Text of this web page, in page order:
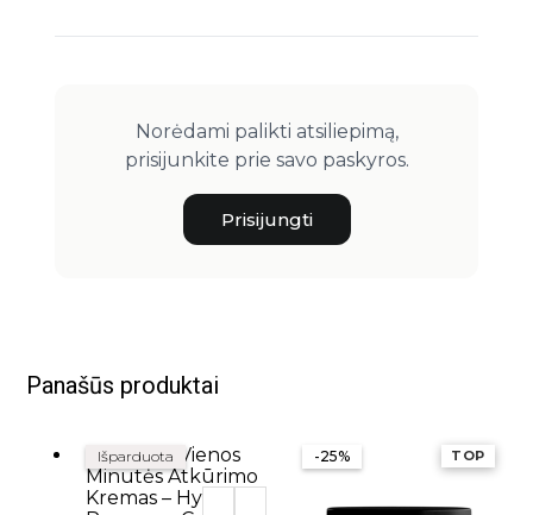
Norėdami palikti atsiliepimą,
prisijunkite prie savo paskyros.
Prisijungti
Panašūs produktai
Išparduota -25% TOP